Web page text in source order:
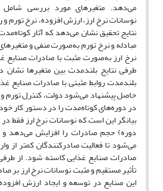
می‌دهد. متغیرهای مورد بررسی شامل
نوسانات نرخ ارز، ارزش ‌افزوده، نرخ تورم و
نتایج تحقیق نشان می‌دهد که آثار
مبادله و نرخ تورم به‌‌صورت منفی و
نرخ ارز به‌صورت مثبت با صادرات صنایع
طرفی نتایج بلندمدت بین متغیرها نشان
بلندمدت روابط مثبتی با صادرات صنایع
حاصل پیشنهاد می‌شود دولت، کنترل تورم و
در دوره‌های کوتاه‌مدت را در دستور کار
بیانگر این است که نوسانات نرخ ارز فقط
دوره) حجم صادرات را افزایش می‌دهد
می‌شود تا فعالیت صادرکنندگان کمتر از
صادرات صنایع‌ غذایی کاسته ‌شود. از
تأثیر مستقیم و مثبت نوسانات نرخ ارز بر
این صنایع در توسعه و ایجاد ارزش